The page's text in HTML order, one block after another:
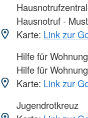
Hausnotruf -
Karte: Link zur
Hilfe für
Hilfe für
Karte: Link zur
Jugendrotkreuz